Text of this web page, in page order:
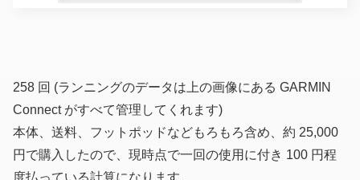
258 回 (ランニングのデータは上の画像にある GARMIN
Connect がすべて管理してくれます)
本体、送料、フットポッドなどもろもろ含め、約 25,000
円で購入したので、現時点で一回の使用に付き 100 円程